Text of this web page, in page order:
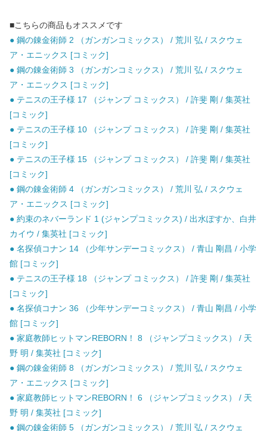
■こちらの商品もオススメです
● 鋼の錬金術師 2 （ガンガンコミックス） / 荒川 弘 / スクウェ
ア・エニックス [コミック]
● 鋼の錬金術師 3 （ガンガンコミックス） / 荒川 弘 / スクウェ
ア・エニックス [コミック]
● テニスの王子様 17 （ジャンプ コミックス） / 許斐 剛 / 集英社
[コミック]
● テニスの王子様 10 （ジャンプ コミックス） / 許斐 剛 / 集英社
[コミック]
● テニスの王子様 15 （ジャンプ コミックス） / 許斐 剛 / 集英社
[コミック]
● 鋼の錬金術師 4 （ガンガンコミックス） / 荒川 弘 / スクウェ
ア・エニックス [コミック]
● 約束のネバーランド 1 (ジャンプコミックス) / 出水ぽすか、白井
カイウ / 集英社 [コミック]
● 名探偵コナン 14 （少年サンデーコミックス） / 青山 剛昌 / 小学
館 [コミック]
● テニスの王子様 18 （ジャンプ コミックス） / 許斐 剛 / 集英社
[コミック]
● 名探偵コナン 36 （少年サンデーコミックス） / 青山 剛昌 / 小学
館 [コミック]
● 家庭教師ヒットマンREBORN！ 8 （ジャンプコミックス） / 天
野 明 / 集英社 [コミック]
● 鋼の錬金術師 8 （ガンガンコミックス） / 荒川 弘 / スクウェ
ア・エニックス [コミック]
● 家庭教師ヒットマンREBORN！ 6 （ジャンプコミックス） / 天
野 明 / 集英社 [コミック]
● 鋼の錬金術師 5 （ガンガンコミックス） / 荒川 弘 / スクウェ